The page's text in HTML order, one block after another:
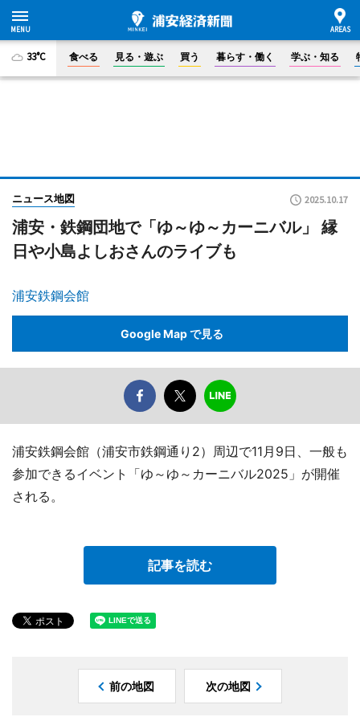
33°C 食べる 見る・遊ぶ 買う 暮らす・働く 学ぶ・知る
ニュース地図 2025.10.17
浦安・鉄鋼団地で「ゆ～ゆ～カーニバル」 縁
日や小島よしおさんのライブも
浦安鉄鋼会館
Google Map で見る
浦安鉄鋼会館（浦安市鉄鋼通り2）周辺で11月9日、一般も
参加できるイベント「ゆ～ゆ～カーニバル2025」が開催
される。
記事を読む
前の地図 次の地図